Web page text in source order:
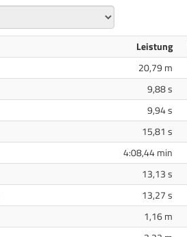
Leistung
20,79 m
9,88 s
9,94 s
15,81 s
4:08,44 min
13,13 s
13,27 s
1,16 m